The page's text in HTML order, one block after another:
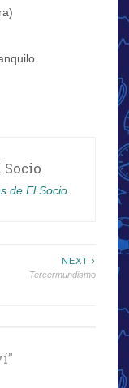
Socio
de El Socio
NEXT ›
Tercermundismo
”